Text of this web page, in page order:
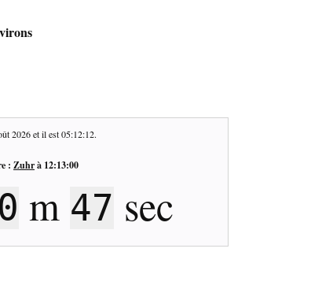
2026et il est05:12:13.
: Zuhrà 12:13:00
0 m 46 sec